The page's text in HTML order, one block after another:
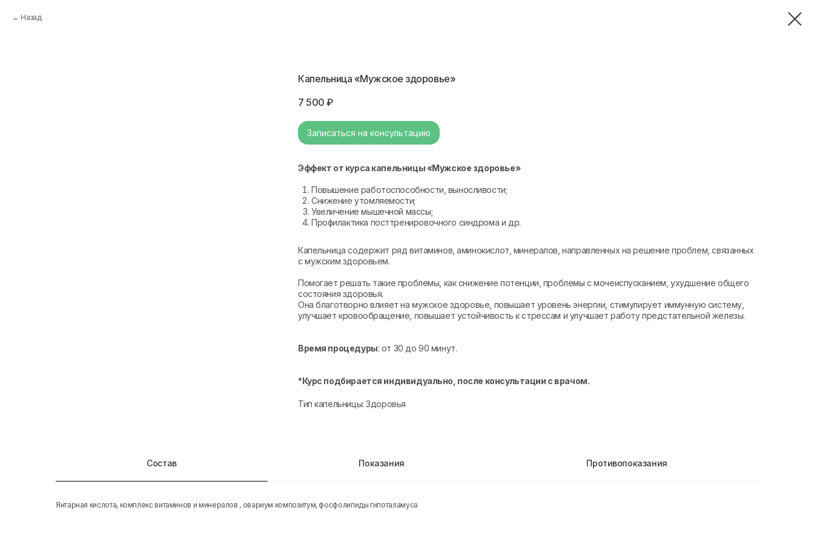
Назад
Капельница «Мужское здоровье»
7 500 ₽
Записаться на консультацию
Эффект от курса капельницы «Мужское здоровье»
Повышение работоспособности, выносливости;
Снижение утомляемости;
Увеличение мышечной массы;
Профилактика посттренировочного синдрома и др.
Капельница содержит ряд витаминов, аминокислот, минералов, направленных на решение проблем, связанных
с мужским здоровьем.
Помогает решать такие проблемы, как снижение потенции, проблемы с мочеиспусканием, ухудшение общего
состояния здоровья.
Она благотворно влияет на мужское здоровье, повышает уровень энергии, стимулирует иммунную систему,
улучшает кровообращение, повышает устойчивость к стрессам и улучшает работу предстательной железы.
Время процедуры: от 30 до 90 минут.
*Курс подбирается индивидуально, после консультации с врачом.
Тип капельницы: Здоровья
Состав Показания Противопоказания
Янтарная кислота, комплекс витаминов и минералов , овариум композитум, фосфолипиды гипоталамуса